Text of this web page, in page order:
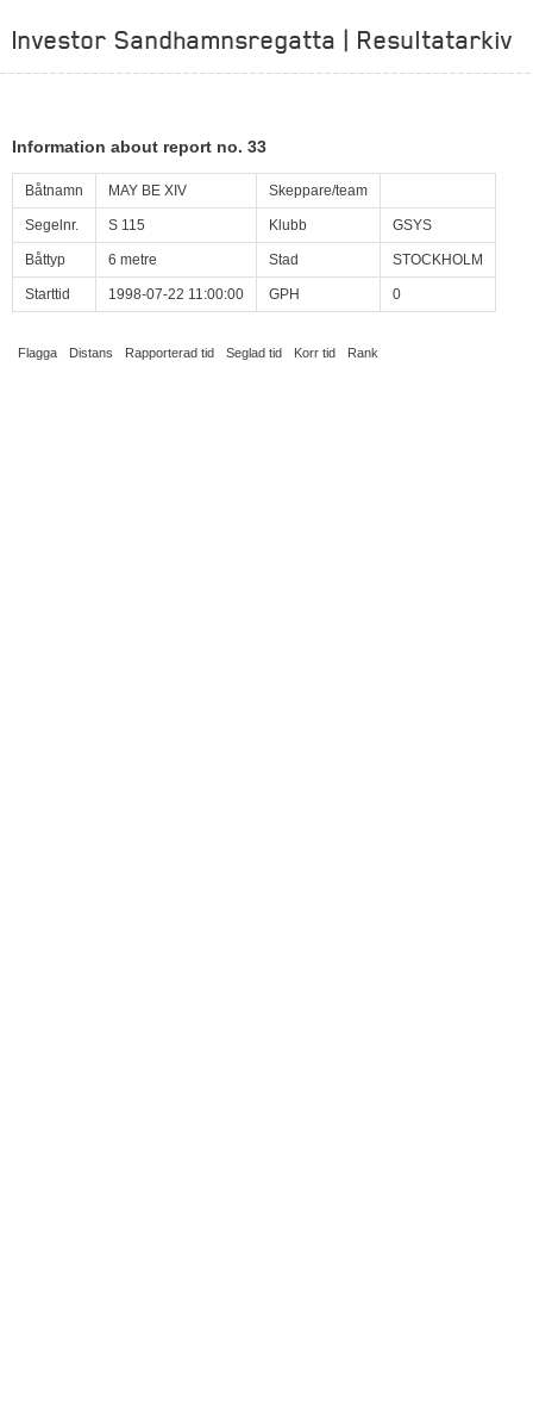
Investor Sandhamnsregatta | Resultatarkiv
Information about report no. 33
Båtnamn MAY BE XIV Skeppare/team
Segelnr. S 115 Klubb GSYS
Båttyp 6 metre Stad STOCKHOLM
Starttid 1998-07-22 11:00:00 GPH 0
Flagga Distans Rapporterad tid Seglad tid Korr tid Rank